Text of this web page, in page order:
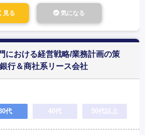
見る 気になる
における経営戦略/業務計画の策
行＆商社系リース会社
代 40代 50代以上